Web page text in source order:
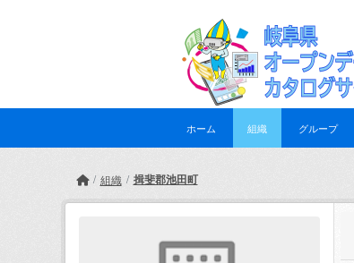
ホーム 組織 グループ
組織 揖斐郡池田町